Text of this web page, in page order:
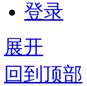
登录
展开
回到顶部